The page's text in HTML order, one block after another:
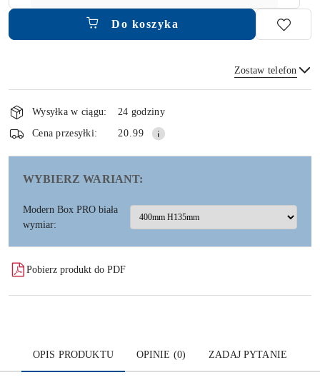
Do koszyka
Zostaw telefon
Wyślij
Dostępność
i
dostawa
Wysyłka w ciągu:
24 godziny
Cena przesyłki:
20.99
WYBIERZ WARIANT:
Modern Box PRO biała
wymiar:
Pobierz produkt do PDF
OPIS PRODUKTU OPINIE (0) ZADAJ PYTANIE